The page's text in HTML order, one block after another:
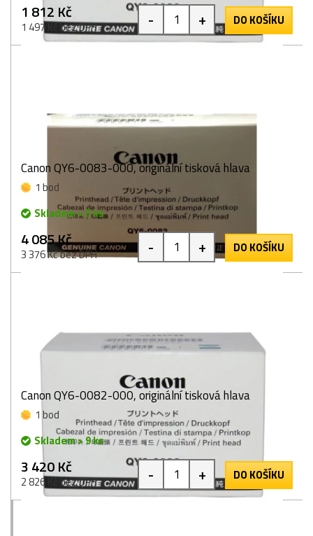
1 812 Kč
1 497 Kč bez DPH - + DO KOŠÍKU
Canon QY6-0083-000, originální tisková hlava
1 bod
Skladem > 5 ks
4 085 Kč
3 376 Kč bez DPH - + DO KOŠÍKU
Canon QY6-0082-000, originální tisková hlava
1 bod
Skladem > 9 ks
3 420 Kč
2 826 Kč bez DPH - + DO KOŠÍKU